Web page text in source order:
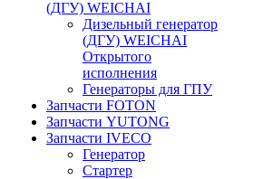
(ДГУ) WEICHAI
Дизельный генератор
(ДГУ) WEICHAI
Открытого
исполнения
Генераторы для ГПУ
Запчасти FOTON
Запчасти YUTONG
Запчасти IVECO
Генератор
Стартер